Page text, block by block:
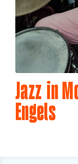
Jazz in
Engels